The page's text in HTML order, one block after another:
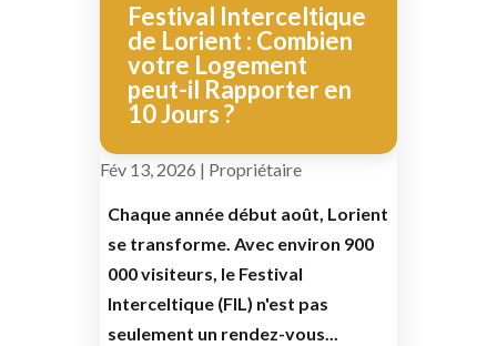
Festival Interceltique
de Lorient : Combien
votre Logement
peut-il Rapporter en
10 Jours ?
Fév 13, 2026 | Propriétaire
Chaque année début août, Lorient
se transforme. Avec environ 900
000 visiteurs, le Festival
Interceltique (FIL) n'est pas
seulement un rendez-vous...